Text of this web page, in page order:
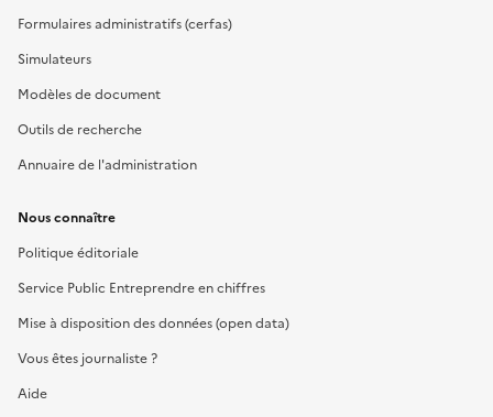
Formulaires administratifs (cerfas)
Simulateurs
Modèles de document
Outils de recherche
Annuaire de l'administration
Nous connaître
Politique éditoriale
Service Public Entreprendre en chiffres
Mise à disposition des données (open data)
Vous êtes journaliste ?
Aide